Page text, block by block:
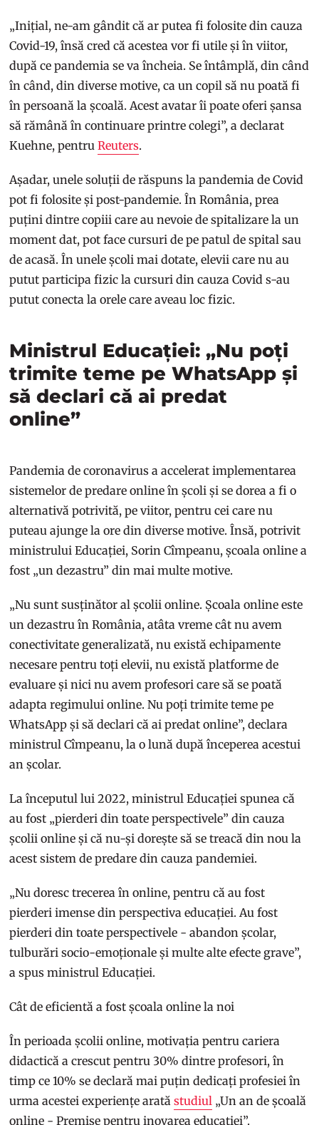
„Inițial, ne-am gândit că ar putea fi folosite din cauza
Covid-19, însă cred că acestea vor fi utile și în viitor,
după ce pandemia se va încheia. Se întâmplă, din când
în când, din diverse motive, ca un copil să nu poată fi
în persoană la școală. Acest avatar îi poate oferi șansa
să rămână în continuare printre colegi”, a declarat
Kuehne, pentruReuters.
Așadar, unele soluții de răspuns la pandemia de Covid
pot fi folosite și post-pandemie. În România, prea
puțini dintre copiii care au nevoie de spitalizare la un
moment dat, pot face cursuri de pe patul de spital sau
de acasă. În unele școli mai dotate, elevii care nu au
putut participa fizic la cursuri din cauza Covid s-au
putut conecta la orele care aveau loc fizic.
Ministrul Educației: „Nu poți
trimite teme pe WhatsApp și
să declari că ai predat
online”
Pandemia de coronavirus a accelerat implementarea
sistemelor de predare online în școli și se dorea a fi o
alternativă potrivită, pe viitor, pentru cei care nu
puteau ajunge la ore din diverse motive. Însă, potrivit
ministrului Educației, Sorin Cîmpeanu, școala online a
fost „un dezastru” din mai multe motive.
„Nu sunt susținător al școlii online. Școala online este
un dezastru în România, atâta vreme cât nu avem
conectivitate generalizată, nu există echipamente
necesare pentru toți elevii, nu există platforme de
evaluare și nici nu avem profesori care să se poată
adapta regimului online. Nu poți trimite teme pe
WhatsApp și să declari că ai predat online”, declara
ministrul Cîmpeanu, la o lună după începerea acestui
an școlar.
La începutul lui 2022, ministrul Educației spunea că
au fost „pierderi din toate perspectivele” din cauza
școlii online și că nu-și dorește să se treacă din nou la
acest sistem de predare din cauza pandemiei.
„Nu doresc trecerea în online, pentru că au fost
pierderi imense din perspectiva educației. Au fost
pierderi din toate perspectivele - abandon școlar,
tulburări socio-emoționale și multe alte efecte grave”,
a spus ministrul Educației.
Cât de eficientă a fost școala online la noi
În perioada școlii online, motivația pentru cariera
didactică a crescut pentru 30% dintre profesori, în
timp ce 10% se declară mai puțin dedicați profesiei în
urma acestei experiențe aratăstudiul „Un an de școală
online - Premise pentru inovarea educației”.